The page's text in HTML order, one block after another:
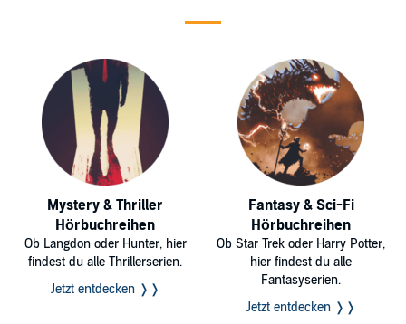
Mystery & Thriller
Hörbuchreihen
Ob Langdon oder Hunter, hier
findest du alle Thrillerserien.
Jetzt entdecken ❭❭
Fantasy & Sci-Fi
Hörbuchreihen
Ob Star Trek oder Harry Potter,
hier findest du alle
Fantasyserien.
Jetzt entdecken ❭❭